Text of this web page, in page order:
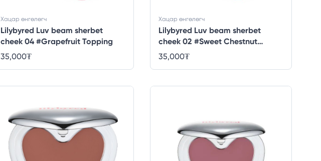
Lilybyred Luv beam sherbet
cheek 04 #Grapefruit Topping
Хацар өнгөлөгч
35,000₮
Lilybyred Luv beam sherbet
cheek 02 #Sweet Chestnut
Topping
Хацар өнгөлөгч
35,000₮